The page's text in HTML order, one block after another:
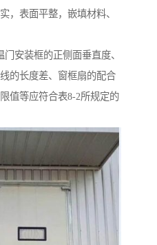
，表面平整，嵌填材料、
安装框的正侧面垂直度、
的长度差、窗框扇的配合
值等应符合表8-2所规定的